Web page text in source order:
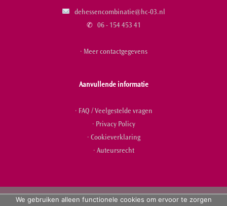
dehessencombinatie@hc-03.nl
✆ 06 - 154 453 41
· Meer contactgegevens
Aanvullende informatie
· FAQ / Veelgestelde vragen
· Privacy Policy
· Cookieverklaring
· Auteursrecht
We gebruiken alleen functionele cookies om ervoor te zorgen